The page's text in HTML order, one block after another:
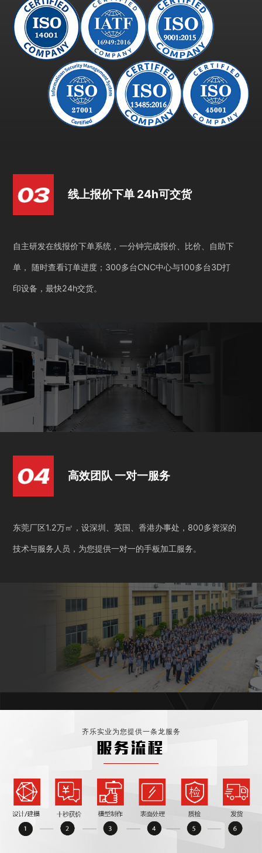
线上报价下单 24h可交货
自主研发在线报价下单系统，一分钟完成报价、比价、自助下
单， 随时查看订单进度；300多台CNC中心与100多台3D打
印设备，最快24h交货。
高效团队 一对一服务
东莞厂区1.2万㎡，设深圳、英国、香港办事处，800多资深的
技术与服务人员，为您提供一对一的手板加工服务。
齐乐实业为您提供一条龙服务
服务流程